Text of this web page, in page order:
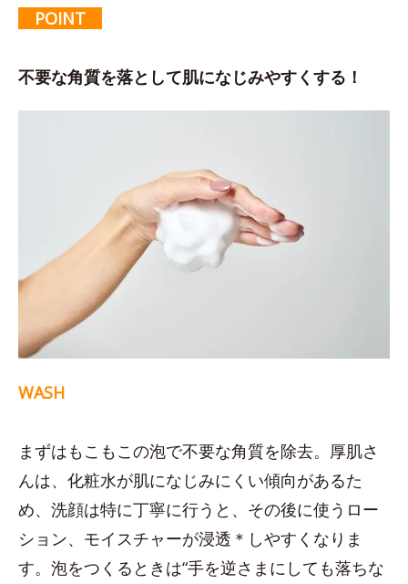
POINT
不要な角質を落として肌になじみやすくする！
WASH
まずはもこもこの泡で不要な角質を除去。厚肌さ
んは、化粧水が肌になじみにくい傾向があるた
め、洗顔は特に丁寧に行うと、その後に使うロー
ション、モイスチャーが浸透＊しやすくなりま
す。泡をつくるときは“手を逆さまにしても落ちな